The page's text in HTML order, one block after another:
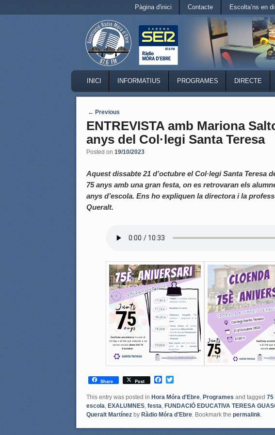
Pàgina d'inici Contacte Escolta’ns en
MAIN MENU
SKIP TO PRIMARY CONTENT
SKIP TO SECONDARY CONTENT
INICI INFORMATIUS PROGRAMES DIRECTE
Post navigation
← Previous
ENTREVISTA amb Mariona
anys del Col·legi Santa Teresa
Posted on 19/10/2023
Aquest dissabte 21 d’octubre el Col·legi Santa Teresa
75 anys amb una gran festa, on es retrovaran els
anys d’escola. Ens ho expliquen la directora i la
Queralt.
Share Post
F
c
e
b
o
o
i
t
t
e
r
This entry was posted in Hora Móra d'Ebre, Programes and tagged 75
escola, EXALUMNES, festa, FUNDACIÓ EDUCATIVA TERESA
Queralt Martínez by Ràdio Móra d'Ebre. Bookmark the permalink.